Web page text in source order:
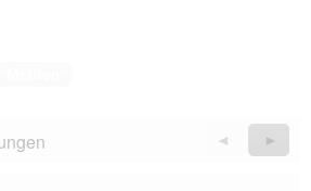
Zurück
Reviews
◄
Weiter
►